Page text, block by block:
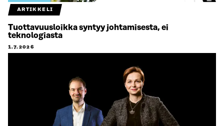
ARTIKKELI
Tuottavuusloikka syntyy johtamisesta, ei
teknologiasta
1.7.2026